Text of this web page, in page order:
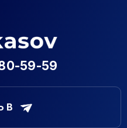
59-59
В